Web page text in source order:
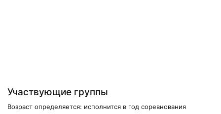
Участвующие группы
Возраст определяется: исполнится в год соревнования